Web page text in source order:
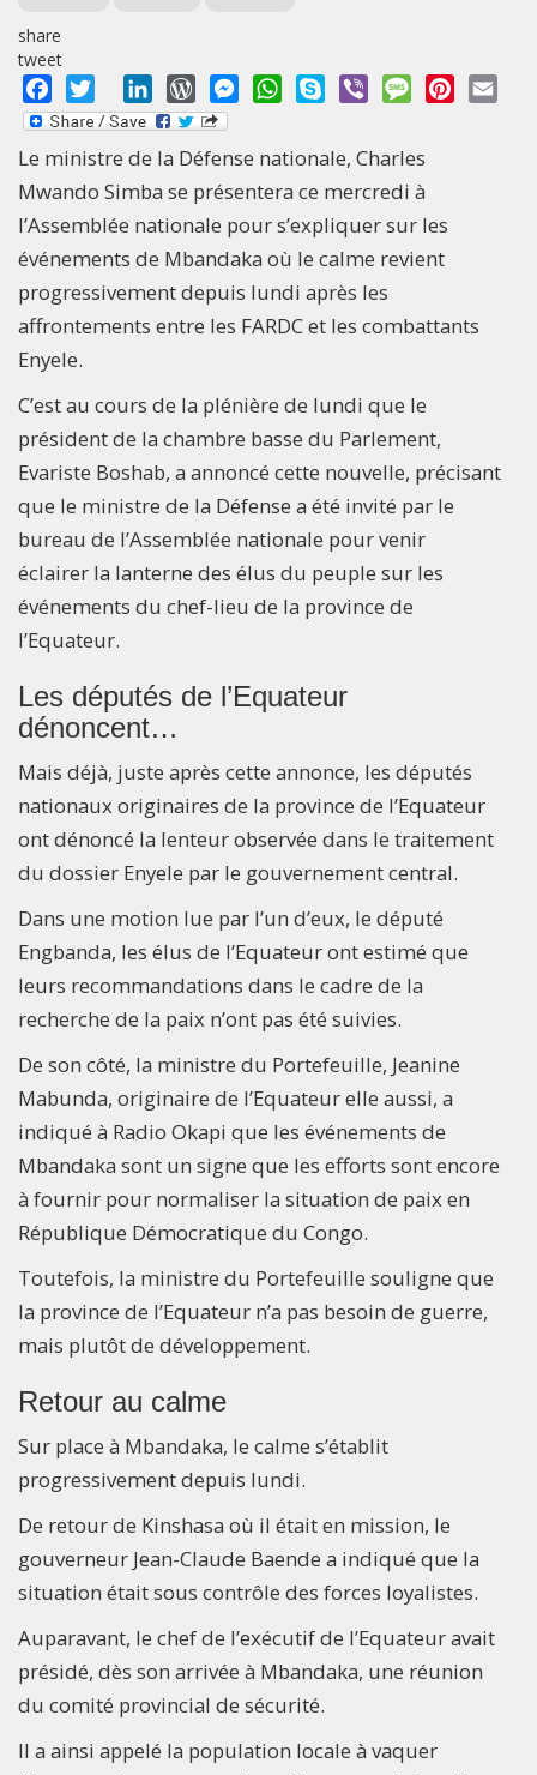
share
tweet
Facebook
Twitter LinkedInWordPressMessengerWhatsApp
Skype Viber MessagePinterest
Le ministre de la Défense nationale, Charles
Mwando Simba se présentera ce mercredi à
l’Assemblée nationale pour s’expliquer sur les
événements de Mbandaka où le calme revient
progressivement depuis lundi après les
affrontements entre les FARDC et les combattants
Enyele.
C’est au cours de la plénière de lundi que le
président de la chambre basse du Parlement,
Evariste Boshab, a annoncé cette nouvelle, précisant
que le ministre de la Défense a été invité par le
bureau de l’Assemblée nationale pour venir
éclairer la lanterne des élus du peuple sur les
événements du chef-lieu de la province de
l’Equateur.
Les députés de l’Equateur
dénoncent…
Mais déjà, juste après cette annonce, les députés
nationaux originaires de la province de l’Equateur
ont dénoncé la lenteur observée dans le traitement
du dossier Enyele par le gouvernement central.
Dans une motion lue par l’un d’eux, le député
Engbanda, les élus de l’Equateur ont estimé que
leurs recommandations dans le cadre de la
recherche de la paix n’ont pas été suivies.
De son côté, la ministre du Portefeuille, Jeanine
Mabunda, originaire de l’Equateur elle aussi, a
indiqué à Radio Okapi que les événements de
Mbandaka sont un signe que les efforts sont encore
à fournir pour normaliser la situation de paix en
République Démocratique du Congo.
Toutefois, la ministre du Portefeuille souligne que
la province de l’Equateur n’a pas besoin de guerre,
mais plutôt de développement.
Retour au calme
Sur place à Mbandaka, le calme s’établit
progressivement depuis lundi.
De retour de Kinshasa où il était en mission, le
gouverneur Jean-Claude Baende a indiqué que la
situation était sous contrôle des forces loyalistes.
Auparavant, le chef de l’exécutif de l’Equateur avait
présidé, dès son arrivée à Mbandaka, une réunion
du comité provincial de sécurité.
Il a ainsi appelé la population locale à vaquer